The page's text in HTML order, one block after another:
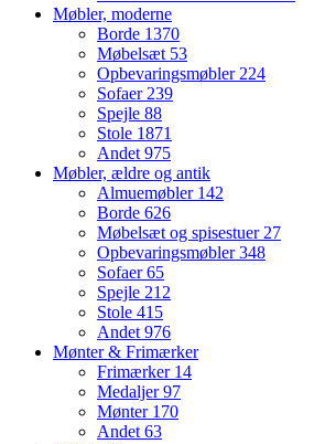
Møbler, moderne
Borde 1370
Møbelsæt 53
Opbevaringsmøbler 224
Sofaer 239
Spejle 88
Stole 1871
Andet 975
Møbler, ældre og antik
Almuemøbler 142
Borde 626
Møbelsæt og spisestuer 27
Opbevaringsmøbler348
Sofaer65
Spejle 212
Stole 415
Andet 976
Mønter & Frimærker
Frimærker 14
Medaljer97
Mønter 170
Andet 63